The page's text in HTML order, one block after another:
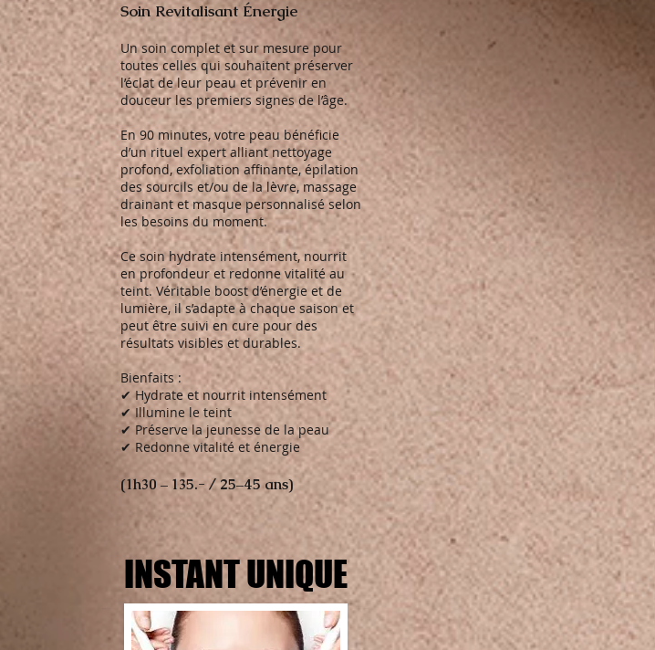
Soin Revitalisant Énergie
Un soin complet et sur mesure pour
toutes celles qui souhaitent préserver
l’éclat de leur peau et prévenir en
douceur les premiers signes de l’âge.
En 90 minutes, votre peau bénéficie
d’un rituel expert alliant nettoyage
profond, exfoliation affinante, épilation
des sourcils et/ou de la lèvre, massage
drainant et masque personnalisé selon
les besoins du moment.
Ce soin hydrate intensément, nourrit
en profondeur et redonne vitalité au
teint. Véritable boost d’énergie et de
lumière, il s’adapte à chaque saison et
peut être suivi en cure pour des
résultats visibles et durables.
​Bienfaits :
✔ Hydrate et nourrit intensément
✔ Illumine le teint
✔ Préserve la jeunesse de la peau
✔ Redonne vitalité et énergie
(1h30 – 135.- / 25–45 ans)
INSTANT UNIQUE
INSTANT UNIQUE